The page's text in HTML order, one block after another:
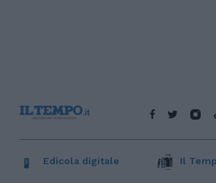
Edicola digitale Il